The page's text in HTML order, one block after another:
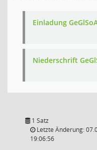
Einladung
Niederschrift
1 Satz
Letzte Änderung:
19:06:56